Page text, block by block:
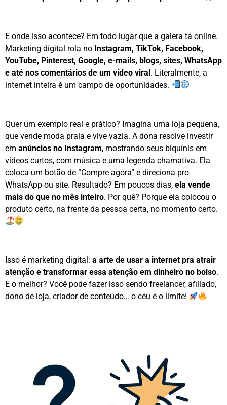
E onde isso acontece? Em todo lugar que a galera tá online.
Marketing digital rola no Instagram, TikTok, Facebook,
YouTube, Pinterest, Google, e-mails, blogs, sites, WhatsApp
e até nos comentários de um vídeo viral. Literalmente, a
internet inteira é um campo de oportunidades.
Quer um exemplo real e prático? Imagina uma loja pequena,
que vende moda praia e vive vazia. A dona resolve investir
em anúncios no Instagram, mostrando seus biquínis em
vídeos curtos, com música e uma legenda chamativa. Ela
coloca um botão de “Compre agora” e direciona pro
WhatsApp ou site. Resultado? Em poucos dias, ela vende
mais do que no mês inteiro. Por quê? Porque ela colocou o
produto certo, na frente da pessoa certa, no momento certo.
Isso é marketing digital: a arte de usar a internet pra atrair
atenção e transformar essa atenção em dinheiro no bolso.
E o melhor? Você pode fazer isso sendo freelancer, afiliado,
dono de loja, criador de conteúdo… o céu é o limite!